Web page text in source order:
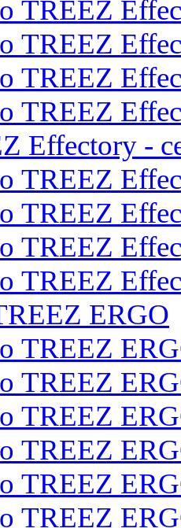
TREEZ
TREEZ
TREEZ
TREEZ
Effectory -
TREEZ
TREEZ
TREEZ
TREEZ
ERGO
TREEZ
TREEZ
TREEZ
TREEZ
TREEZ
TREEZ